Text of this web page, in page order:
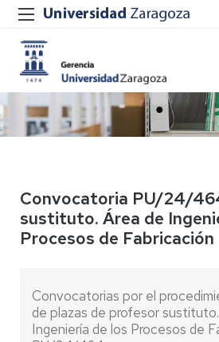
Convocatoria PU/24/
sustituto. Área de
Procesos de Fabricación
Convocatorias por el
de plazas de profesor
Ingeniería de los Procesos de